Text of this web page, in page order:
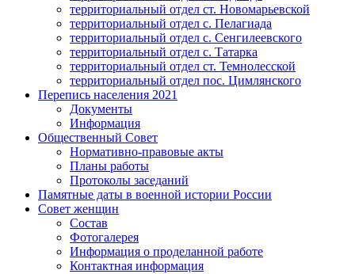
территориальный отдел ст. Новомарьевской
территориальный отдел с. Пелагиада
территориальный отдел с. Сенгилеевского
территориальный отдел с. Татарка
территориальный отдел ст. Темнолесской
территориальный отдел пос. Цимлянского
Перепись населения 2021
Документы
Информация
Общественный Совет
Нормативно-правовые акты
Планы работы
Протоколы заседаний
Памятные даты в военной истории России
Совет женщин
Состав
Фотогалерея
Информация о проделанной работе
Контактная информация